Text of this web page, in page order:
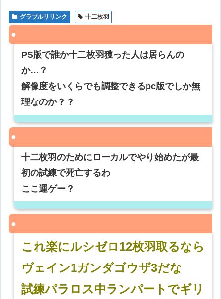
グラブルリリンク 十二枚羽
PS版で誰か十二枚羽獲った人は居らんの
か…？
解像度をいくらでも調整できるpc版でしか無
理なのか？？
十二枚羽のためにローカルでやり始めたが最
初の試練で死亡するわ
ここ運ゲー？
これ楽にルシゼロ12枚羽取るなら
ヴェイン1ガンダゴウザ3だな
試練パラロス中ランパートでギリ